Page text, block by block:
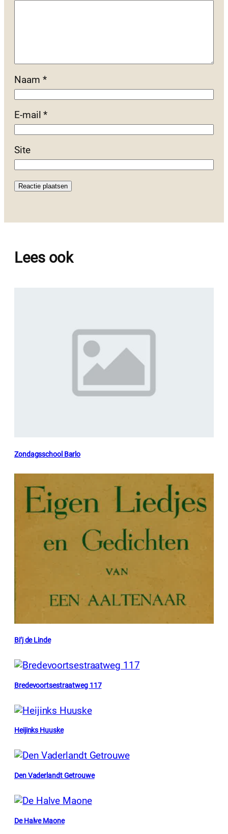
Naam *
E-mail*
Site
Lees ook
Zondagsschool Barlo
Bi’j de Linde
Bredevoortsestraatweg 117
Heijinks Huuske
Den Vaderlandt Getrouwe
De Halve Maone